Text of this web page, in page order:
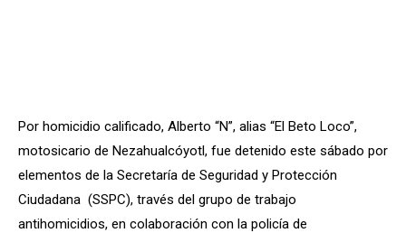
Por homicidio calificado, Alberto “N”, alias “El Beto Loco”,
motosicario de Nezahualcóyotl, fue detenido este sábado por
elementos de la Secretaría de Seguridad y Protección
Ciudadana (SSPC), través del grupo de trabajo
antihomicidios, en colaboración con la policía de